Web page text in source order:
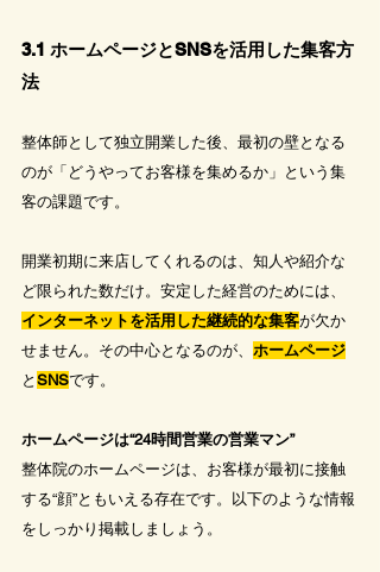
3.1 ホームページとSNSを活用した集客方
法
整体師として独立開業した後、最初の壁となる
のが「どうやってお客様を集めるか」という集
客の課題です。
開業初期に来店してくれるのは、知人や紹介な
ど限られた数だけ。安定した経営のためには、
インターネットを活用した継続的な集客が欠か
せません。その中心となるのが、 ホームページ
と SNSです。
ホームページは“24時間営業の営業マン”
整体院のホームページは、お客様が最初に接触
する“顔”ともいえる存在です。以下のような情報
をしっかり掲載しましょう。